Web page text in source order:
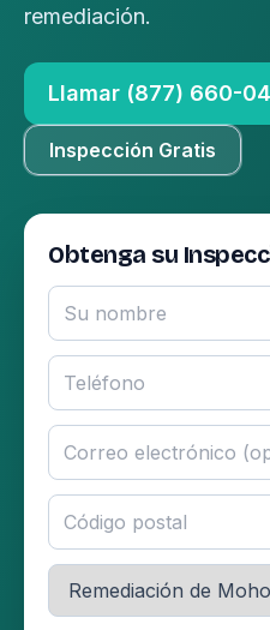
remediación.
Llamar (877) 660-
Inspección Gratis
Obtenga su